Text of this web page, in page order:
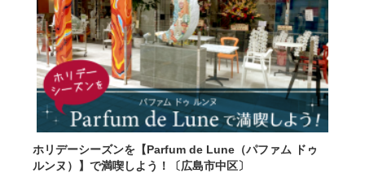
ホリデーシーズンを【Parfum de Lune（パファム ドゥ
ルンヌ）】で満喫しよう！〔広島市中区〕